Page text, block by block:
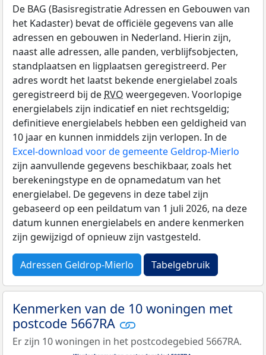
De BAG (Basisregistratie Adressen en Gebouwen van
het Kadaster) bevat de officiële gegevens van alle
adressen en gebouwen in Nederland. Hierin zijn,
naast alle adressen, alle panden, verblijfsobjecten,
standplaatsen en ligplaatsen geregistreerd. Per
adres wordt het laatst bekende energielabel zoals
geregistreerd bij de RVO weergegeven. Voorlopige
energielabels zijn indicatief en niet rechtsgeldig;
definitieve energielabels hebben een geldigheid van
10 jaar en kunnen inmiddels zijn verlopen. In de
Excel-download voor de gemeente Geldrop-Mierlo
zijn aanvullende gegevens beschikbaar, zoals het
berekeningstype en de opnamedatum van het
energielabel. De gegevens in deze tabel zijn
gebaseerd op een peildatum van 1 juli 2026, na deze
datum kunnen energielabels en andere kenmerken
zijn gewijzigd of opnieuw zijn vastgesteld.
Adressen Geldrop-Mierlo Tabelgebruik
Kenmerken van de 10 woningen met
postcode 5667RA
Er zijn 10 woningen in het postcodegebied 5667RA.